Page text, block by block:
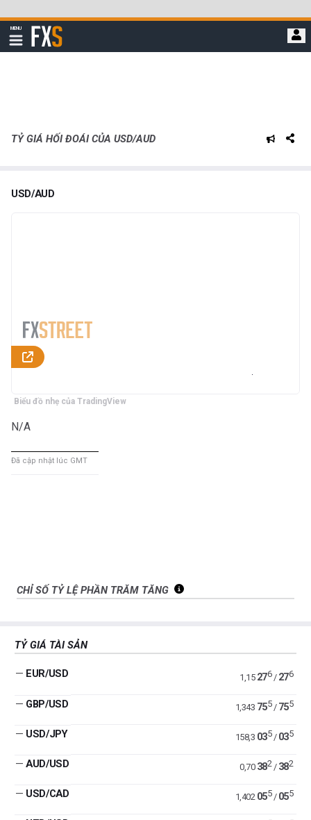
qua
đi
MENU
Hiển
thị
FXStreet
TỶ GIÁ HỐI ĐOÁI CỦA USD/AUD
USD/AUD
Biểu đồ nhẹ của TradingView
N/A
Đã cập nhật lúc GMT
CHỈ SỐ TỶ LỆ PHẦN TRĂM TĂNG
TỶ GIÁ TÀI SẢN
— EUR/USD 1,15 276/ 276
— GBP/USD 1,343 755/ 755
— USD/JPY 158,3 035/ 035
— AUD/USD 0,70 382/ 382
— USD/CAD 1,402 055/ 055